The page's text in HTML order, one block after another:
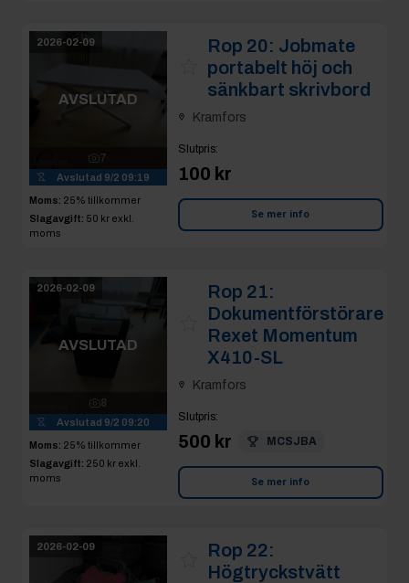
2026-02-09
AVSLUTAD
7
Avslutad 9/2 09:19
Moms: 25% tillkommer
Slagavgift: 50 kr exkl.
moms
Rop 20: Jobmate
portabelt höj och
sänkbart skrivbord
Kramfors
Slutpris:
100 kr
Se mer info
2026-02-09
AVSLUTAD
8
Avslutad 9/2 09:20
Moms: 25% tillkommer
Slagavgift: 250 kr exkl.
moms
Rop 21:
Dokumentförstörare
Rexet Momentum
X410-SL
Kramfors
Slutpris:
500 kr MCSJBA
Se mer info
2026-02-09
Rop 22:
Högtryckstvätt